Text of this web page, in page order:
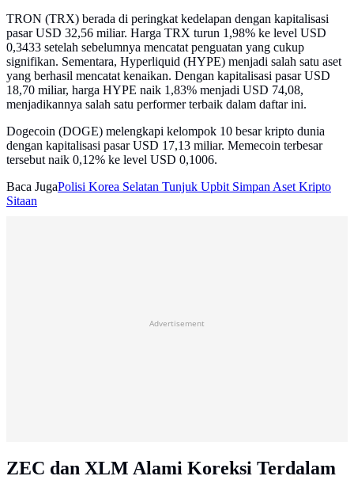
TRON (TRX) berada di peringkat kedelapan dengan kapitalisasi
pasar USD 32,56 miliar. Harga TRX turun 1,98% ke level USD
0,3433 setelah sebelumnya mencatat penguatan yang cukup
signifikan. Sementara, Hyperliquid (HYPE) menjadi salah satu aset
yang berhasil mencatat kenaikan. Dengan kapitalisasi pasar USD
18,70 miliar, harga HYPE naik 1,83% menjadi USD 74,08,
menjadikannya salah satu performer terbaik dalam daftar ini.
Dogecoin (DOGE) melengkapi kelompok 10 besar kripto dunia
dengan kapitalisasi pasar USD 17,13 miliar. Memecoin terbesar
tersebut naik 0,12% ke level USD 0,1006.
Baca JugaPolisi Korea Selatan Tunjuk Upbit Simpan Aset Kripto
Sitaan
Advertisement
ZEC dan XLM Alami Koreksi Terdalam